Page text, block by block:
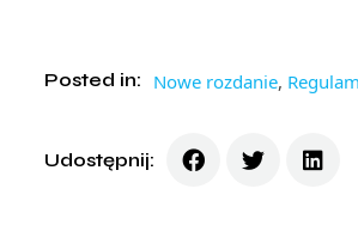
Posted in: Nowe rozdanie,
Udostępnij: